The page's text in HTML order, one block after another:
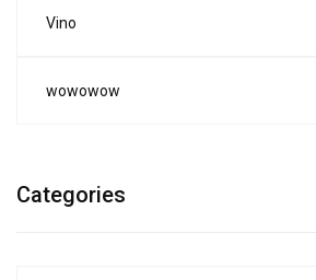
Vino
wowowow
Categories